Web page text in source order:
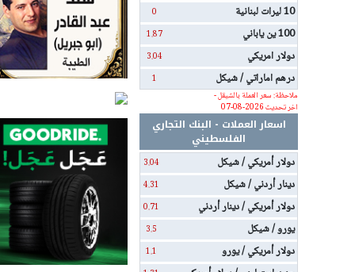
10 ليرات لبنانية 0
100 ين ياباني 1.87
دولار امريكي 3.04
درهم اماراتي / شيكل
1
ملاحظة: سعر العملة بالشيقل -
اخر تحديث 2026-08-07
اسعار العملات - البنك التجاري
الفلسطيني
دولار أمريكي / شيكل
3.04
دينار أردني / شيكل 4.31
دولار أمريكي / دينار أردني 0.71
يورو / شيكل 3.5
دولار أمريكي / يورو 1.1